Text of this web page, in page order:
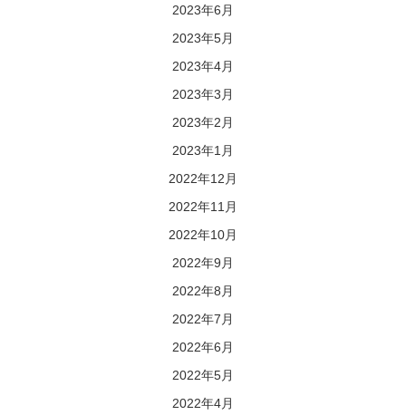
2023年6月
2023年5月
2023年4月
2023年3月
2023年2月
2023年1月
2022年12月
2022年11月
2022年10月
2022年9月
2022年8月
2022年7月
2022年6月
2022年5月
2022年4月